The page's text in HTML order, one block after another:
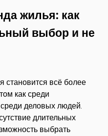
жилья: как
выбор и не
становится всё более
как среди
деловых людей.
длительных
выбрать